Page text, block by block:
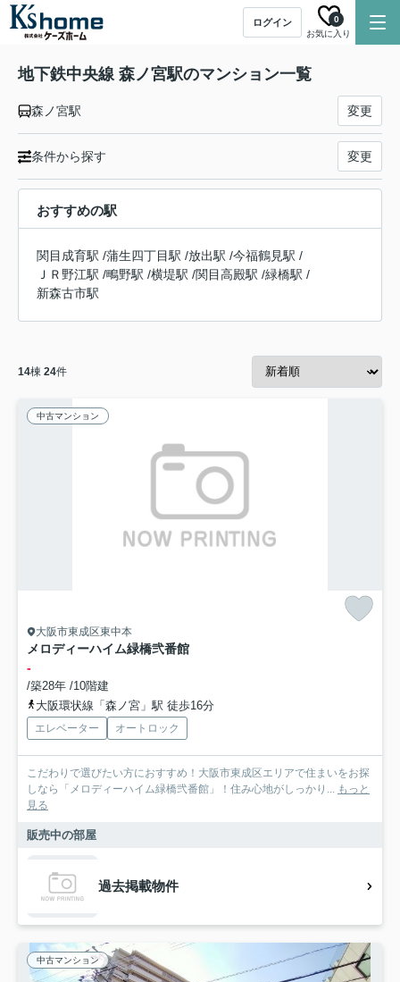
ログイン
お気に入り
0
地下鉄中央線 森ノ宮駅のマンション一覧
森ノ宮駅 変更
条件から探す 変更
おすすめの駅
関目成育駅 /蒲生四丁目駅 /放出駅 /今福鶴見駅 /
ＪＲ野江駅 /鴫野駅 /横堤駅 /関目高殿駅 /緑橋駅 /
新森古市駅
14棟 24件
中古マンション
大阪市東成区東中本
メロディーハイム緑橋弐番館
-
/築28年 /10階建
大阪環状線「森ノ宮」駅 徒歩16分
エレベーター オートロック
こだわりで選びたい方におすすめ！大阪市東成区エリアで住まいをお探
しなら「メロディーハイム緑橋弐番館」！住み心地がしっかり... もっと
見る
販売中の部屋
過去掲載物件
中古マンション